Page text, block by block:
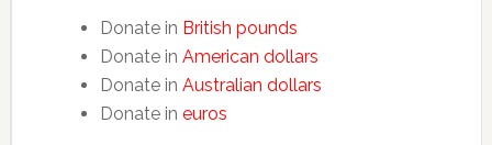
Donate in British pounds
Donate in American dollars
Donate in Australian dollars
Donate in euros